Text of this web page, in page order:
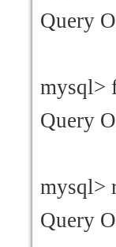
Query
Query
Query